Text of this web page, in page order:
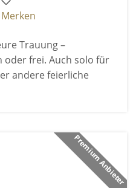
Merken
Trauung –
oder frei. Auch solo für
andere feierliche
Premium Anbieter